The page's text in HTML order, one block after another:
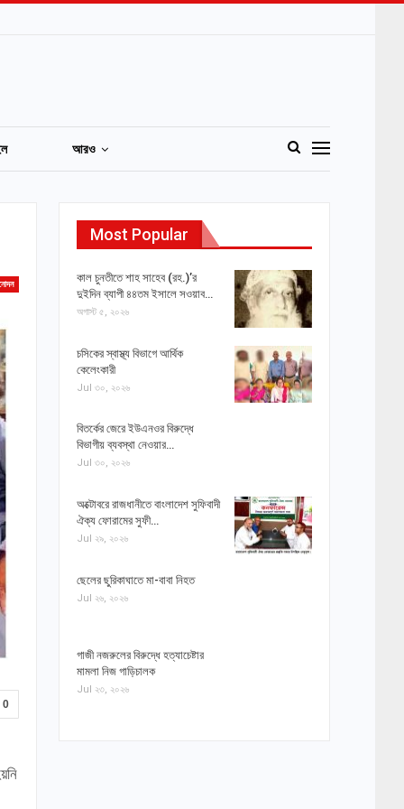
আরও
0
Most Popular
কাল চুনতীতে শাহ সাহেব (রহ.)’র
দুইদিন ব্যাপী ৪৪তম ইসালে সওয়াব…
অগাস্ট ৫, ২০২৬
চসিকের স্বাস্থ্য বিভাগে আর্থিক
কেলেংকারী
Jul ৩০, ২০২৬
বিতর্কের জেরে ইউএনওর বিরুদ্ধে
বিভাগীয় ব্যবস্থা নেওয়ার…
Jul ৩০, ২০২৬
অক্টোবরে রাজধানীতে বাংলাদেশ সুফিবাদী
ঐক্য ফোরামের সুফী…
Jul ২৯, ২০২৬
ছেলের ছুরিকাঘাতে মা-বাবা নিহত
Jul ২৬, ২০২৬
গাজী নজরুলের বিরুদ্ধে হত্যাচেষ্টার
মামলা নিজ গাড়িচালক
Jul ২৩, ২০২৬